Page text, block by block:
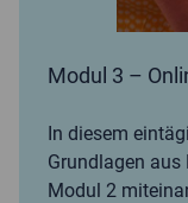
Modul 3 –
In diesem
Grundlagen
Modul 2